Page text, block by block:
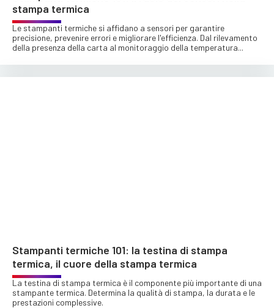
stampa termica
Le stampanti termiche si affidano a sensori per garantire
precisione, prevenire errori e migliorare l'efficienza. Dal rilevamento
della presenza della carta al monitoraggio della temperatura...
Stampanti termiche 101: la testina di stampa
termica, il cuore della stampa termica
La testina di stampa termica è il componente più importante di una
stampante termica. Determina la qualità di stampa, la durata e le
prestazioni complessive.